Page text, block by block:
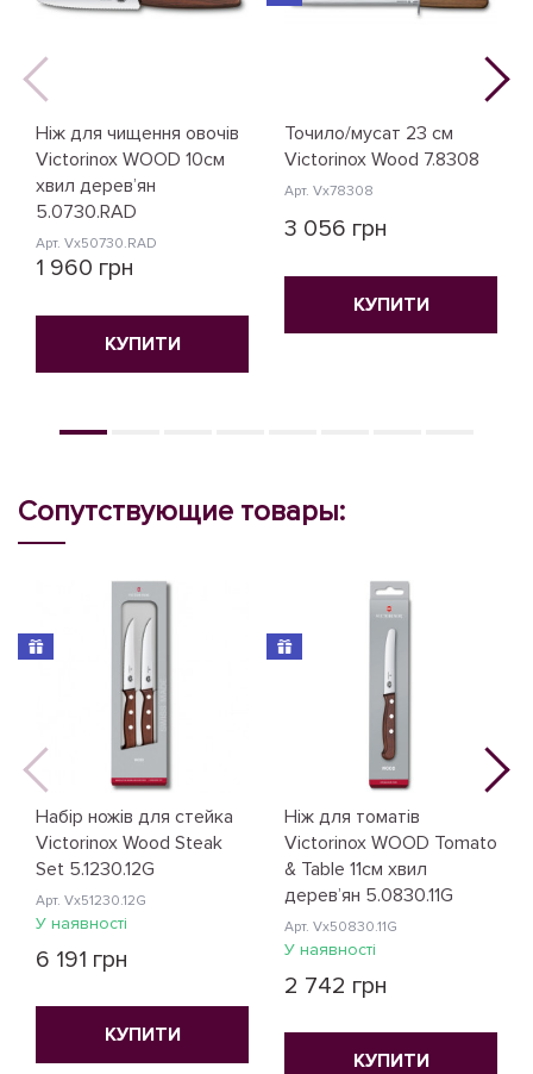
Ніж для чищення овочів
Victorinox WOOD 10см
хвил дерев’ян
5.0730.RAD
Арт. Vx50730.RAD
1 960 грн
КУПИТИ
Точило/мусат 23 см
Victorinox Wood 7.8308
Арт. Vx78308
3 056 грн
КУПИТИ
Сопутствующие товары:
Набір ножів для стейка
Victorinox Wood Steak
Set 5.1230.12G
Арт. Vx51230.12G
У наявності
6 191 грн
КУПИТИ
Ніж для томатів
Victorinox WOOD Tomato
& Table 11см хвил
дерев’ян 5.0830.11G
Арт. Vx50830.11G
У наявності
2 742 грн
КУПИТИ